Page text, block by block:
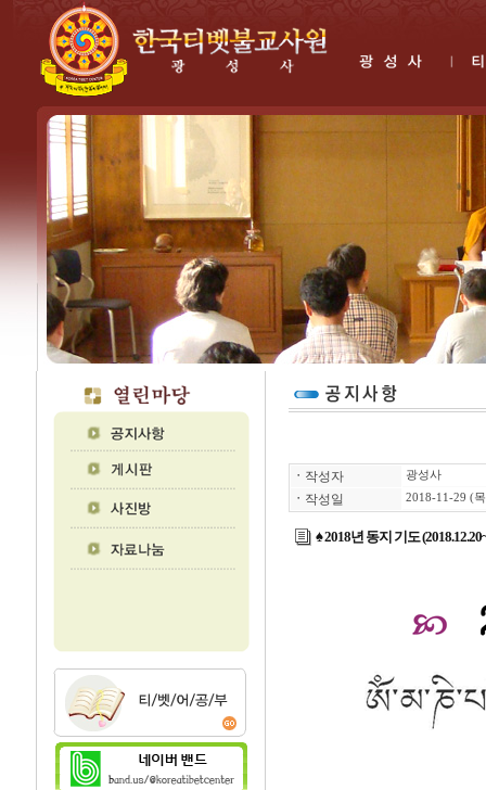
ㆍ 작성자 광성사
ㆍ 작성일 2018-11-29 (
♠ 2018년 동지 기도